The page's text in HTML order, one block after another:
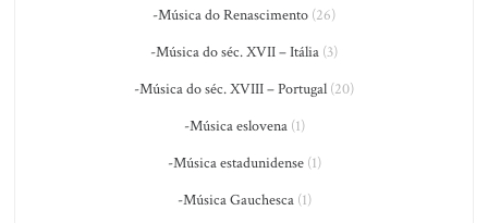
-Música do Renascimento (26)
-Música do séc. XVII – Itália (3)
-Música do séc. XVIII – Portugal (20)
-Música eslovena(1)
-Música estadunidense(1)
-Música Gauchesca(1)